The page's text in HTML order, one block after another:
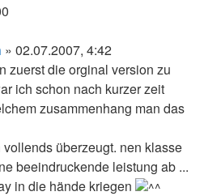
» 02.07.2007, 4:42
zuerst die orginal version zu
ich schon nach kurzer zeit
zusammenhang man das
überzeugt. nen klasse
beeindruckende leistung ab ...
in die hände kriegen